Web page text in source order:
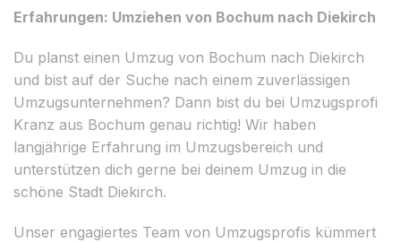
Erfahrungen: Umziehen von Bochum nach Diekirch
Du planst einen Umzug von Bochum nach Diekirch
und bist auf der Suche nach einem zuverlässigen
Umzugsunternehmen? Dann bist du bei Umzugsprofi
Kranz aus Bochum genau richtig! Wir haben
langjährige Erfahrung im Umzugsbereich und
unterstützen dich gerne bei deinem Umzug in die
schöne Stadt Diekirch.
Unser engagiertes Team von Umzugsprofis kümmert